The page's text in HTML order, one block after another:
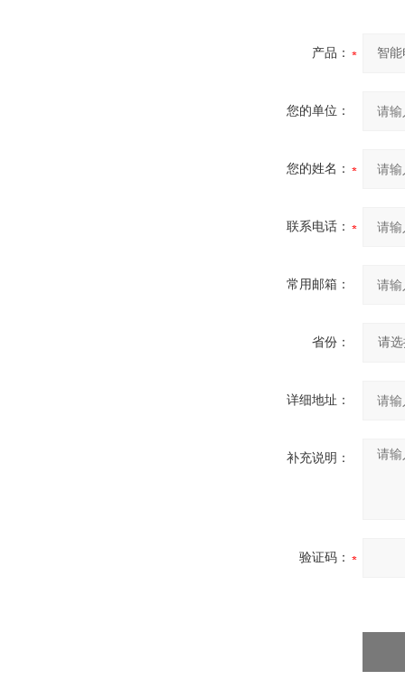
产品：
您的单位：
您的姓名：
联系电话：
常用邮箱：
省份：
详细地址：
补充说明：
验证码：